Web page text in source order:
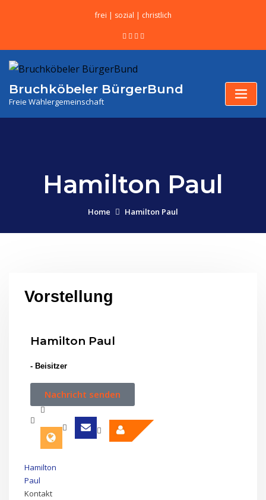
frei | sozial | christlich
Bruchköbeler BürgerBund
Freie Wählergemeinschaft
Hamilton Paul
Home Hamilton Paul
Vorstellung
Hamilton Paul
- Beisitzer
Nachricht senden
Hamilton
Paul
Kontakt